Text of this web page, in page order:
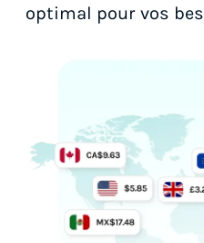
optimal pour vos